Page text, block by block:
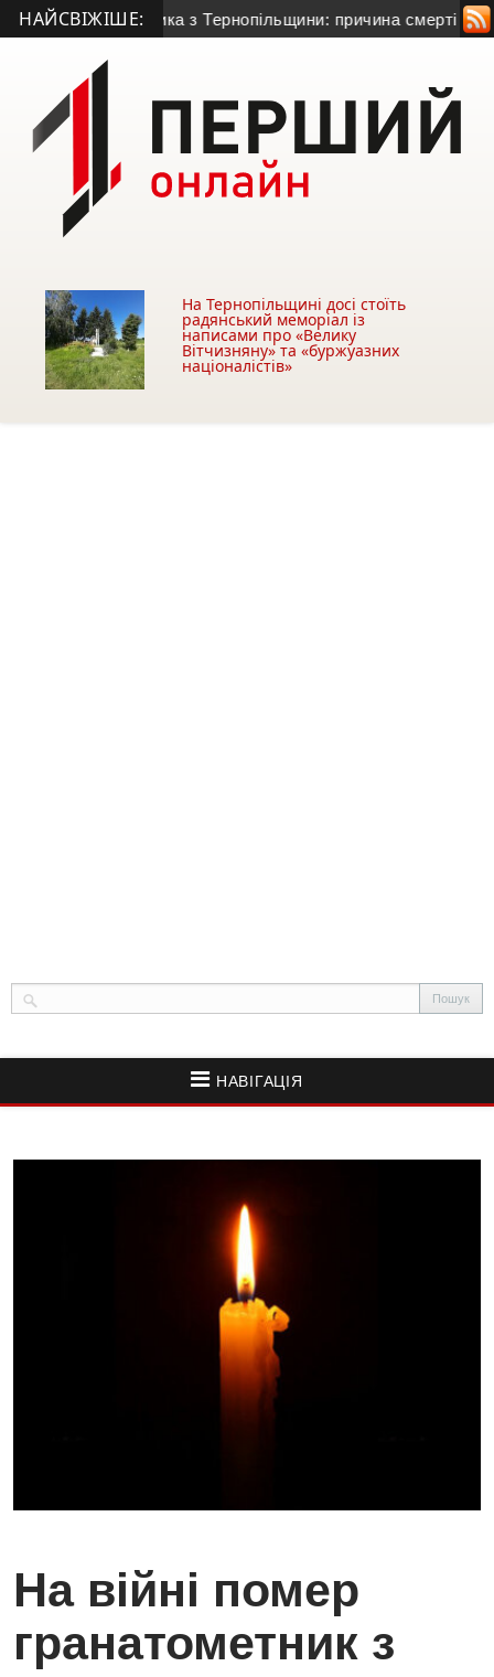
НАЙСВІЖІШЕ:
гранатометника з Тернопільщини: причина смерті – гостра
На Тернопільщині досі стоїть
радянський меморіал із
написами про «Велику
Вітчизняну» та «буржуазних
націоналістів»
НАВІГАЦІЯ
На війні помер
гранатометник з